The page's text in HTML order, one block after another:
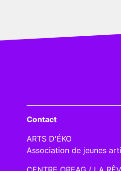
Contact
ARTS D'ÉKO
Association de jeunes